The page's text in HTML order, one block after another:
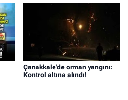
Çanakkale'de orman yangını:
Kontrol altına alındı!